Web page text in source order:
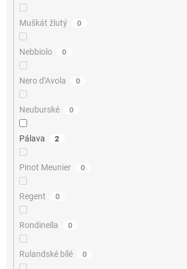
Muškát žlutý 0
Nebbiolo 0
Nero d’Avola 0
Neuburské 0
Pálava 2
Pinot Meunier 0
Regent 0
Rondinella 0
Rulandské bílé 0